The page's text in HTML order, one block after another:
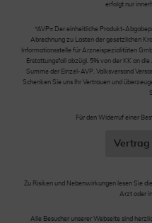
erfolgt nur
*AVP= Der einheitliche Produkt-
Abrechnung zu Lasten der gesetzlichen
Informationsstelle für Arzneispezialitäten
Erstattungsfall abzügl. 5% von der KK an
Summe der Einzel-AVP. Volksversand
Schenken Sie uns Ihr Vertrauen und
Für den Widerruf einer
Zu Risiken und Nebenwirkungen lesen Sie
Arzt oder
Alle Besucher unserer Webseite sind